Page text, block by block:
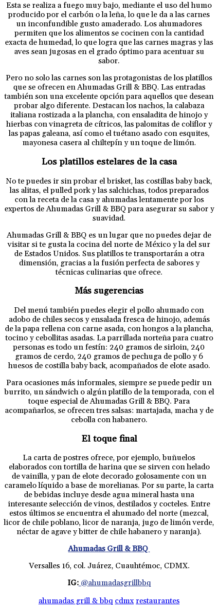
Esta se realiza a fuego muy bajo, mediante el uso del humo
producido por el carbón o la leña, lo que le da a las carnes
un inconfundible gusto amaderado. Los ahumadores
permiten que los alimentos se cocinen con la cantidad
exacta de humedad, lo que logra que las carnes magras y las
aves sean jugosas en el grado óptimo para acentuar su
sabor.
Pero no solo las carnes son las protagonistas de los platillos
que se ofrecen en Ahumadas Grill & BBQ. Las entradas
también son una excelente opción para aquellos que desean
probar algo diferente. Destacan los nachos, la calabaza
italiana rostizada a la plancha, con ensaladita de hinojo y
hierbas con vinagreta de cítricos, las palomitas de coliflor y
las papas galeana, así como el tuétano asado con esquites,
mayonesa casera al chiltepín y un toque de limón.
Los platillos estelares de la casa
No te puedes ir sin probar el brisket, las costillas baby back,
las alitas, el pulled pork y las salchichas, todos preparados
con la receta de la casa y ahumadas lentamente por los
expertos de Ahumadas Grill & BBQ para asegurar su sabor y
suavidad.
Ahumadas Grill & BBQ es un lugar que no puedes dejar de
visitar si te gusta la cocina del norte de México y la del sur
de Estados Unidos. Sus platillos te transportarán a otra
dimensión, gracias a la fusión perfecta de sabores y
técnicas culinarias que ofrece.
Más sugerencias
Del menú también puedes elegir el pollo ahumado con
adobo de chiles secos y ensalada fresca de hinojo, además
de la papa rellena con carne asada, con hongos a la plancha,
tocino y cebollitas asadas. La parrillada norteña para cuatro
personas es todo un festín: 240 gramos de sirloin, 240
gramos de cerdo, 240 gramos de pechuga de pollo y 6
huesos de costilla baby back, acompañados de elote asado.
Para ocasiones más informales, siempre se puede pedir un
burrito, un sándwich o algún platillo de la temporada, con el
toque especial de Ahumadas Grill & BBQ. Para
acompañarlos, se ofrecen tres salsas: martajada, macha y de
cebolla con habanero.
El toque final
La carta de postres ofrece, por ejemplo, buñuelos
elaborados con tortilla de harina que se sirven con helado
de vainilla, y pan de elote decorado golosamente con un
caramelo líquido a base de morelianas. Por su parte, la carta
de bebidas incluye desde agua mineral hasta una
interesante selección de vinos, destilados y cocteles. Entre
estos últimos se encuentra el ahumado del norte (mezcal,
licor de chile poblano, licor de naranja, jugo de limón verde,
néctar de agave y bitter de chile habanero y naranja).
Ahumadas Grill & BBQ
Versalles 16, col. Juárez, Cuauhtémoc, CDMX.
IG: @ahumadasgrillbbq
ahumadas grill & bbq cdmx restaurantes